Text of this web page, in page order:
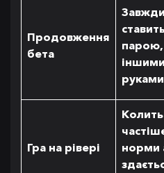
Продовження
бета
Завжди
парою,
іншими
руками
Гра на рівері
Колить
норми